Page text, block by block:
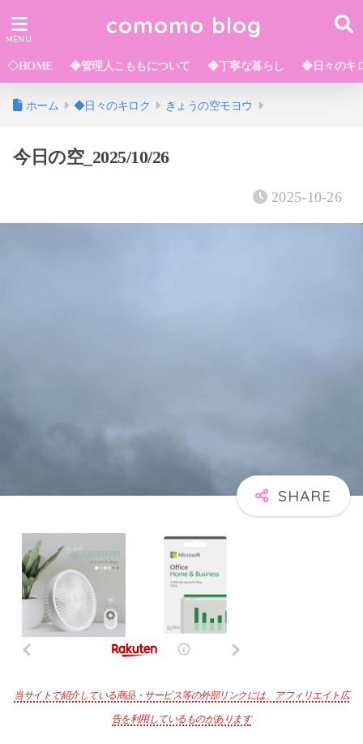
comomo blog
◇HOME ◆管理人こももについて ◆丁寧な暮らし ◆日々のキ
ホーム ◆日々のキロク きょうの空モヨウ
今日の空_2025/10/26
2025-10-26
当サイトで紹介している商品・サービス等の外部リンクには、アフィリエイト広
告を利用しているものがあります